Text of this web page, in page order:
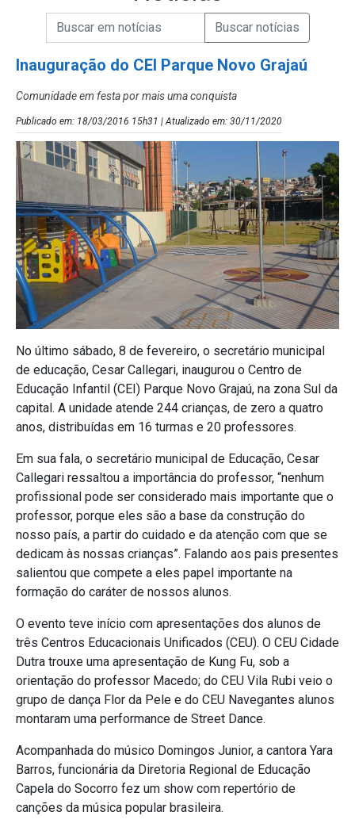
Campo de Busca de Notícias
Campo de Busca de informaçõesEnviar a Busca de Notícias
Inauguração do CEI Parque Novo Grajaú
Comunidade em festa por mais uma conquista
Publicado em: 18/03/2016 15h31 | Atualizado em: 30/11/2020
No último sábado, 8 de fevereiro, o secretário municipal
de educação, Cesar Callegari, inaugurou o Centro de
Educação Infantil (CEI) Parque Novo Grajaú, na zona Sul da
capital. A unidade atende 244 crianças, de zero a quatro
anos, distribuídas em 16 turmas e 20 professores.
Em sua fala, o secretário municipal de Educação, Cesar
Callegari ressaltou a importância do professor, “nenhum
profissional pode ser considerado mais importante que o
professor, porque eles são a base da construção do
nosso país, a partir do cuidado e da atenção com que se
dedicam às nossas crianças”. Falando aos pais presentes
salientou que compete a eles papel importante na
formação do caráter de nossos alunos.
O evento teve início com apresentações dos alunos de
três Centros Educacionais Unificados (CEU). O CEU Cidade
Dutra trouxe uma apresentação de Kung Fu, sob a
orientação do professor Macedo; do CEU Vila Rubi veio o
grupo de dança Flor da Pele e do CEU Navegantes alunos
montaram uma performance de Street Dance.
Acompanhada do músico Domingos Junior, a cantora Yara
Barros, funcionária da Diretoria Regional de Educação
Capela do Socorro fez um show com repertório de
canções da música popular brasileira.